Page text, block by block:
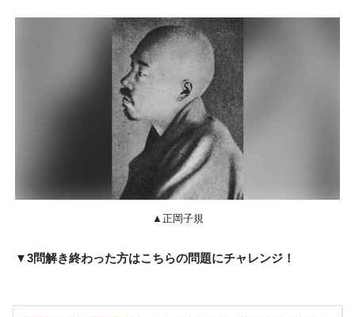
▲正岡子規
▼3問解き終わった方はこちらの問題にチャレンジ！